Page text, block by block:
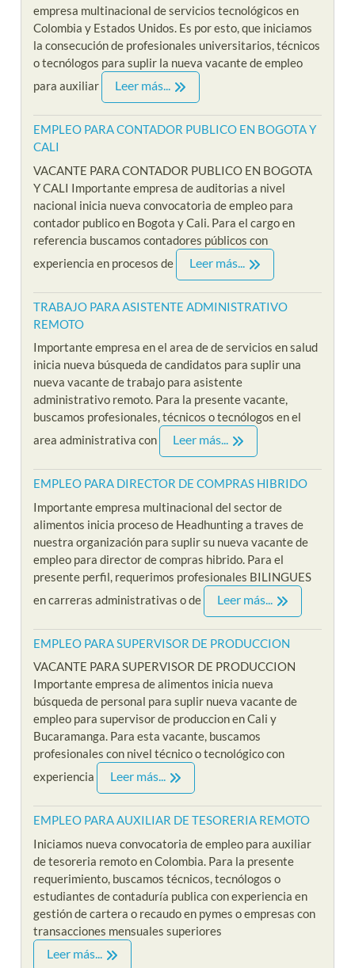
empresa multinacional de servicios tecnológicos en
Colombia y Estados Unidos. Es por esto, que iniciamos
la consecución de profesionales universitarios, técnicos
o tecnólogos para suplir la nueva vacante de empleo
para auxiliar
Leer más...
EMPLEO PARA CONTADOR PUBLICO EN BOGOTA Y
CALI
VACANTE PARA CONTADOR PUBLICO EN BOGOTA
Y CALI Importante empresa de auditorias a nivel
nacional inicia nueva convocatoria de empleo para
contador publico en Bogota y Cali. Para el cargo en
referencia buscamos contadores públicos con
experiencia en procesos de
Leer más...
TRABAJO PARA ASISTENTE ADMINISTRATIVO
REMOTO
Importante empresa en el area de de servicios en salud
inicia nueva búsqueda de candidatos para suplir una
nueva vacante de trabajo para asistente
administrativo remoto. Para la presente vacante,
buscamos profesionales, técnicos o tecnólogos en el
area administrativa con
Leer más...
EMPLEO PARA DIRECTOR DE COMPRAS HIBRIDO
Importante empresa multinacional del sector de
alimentos inicia proceso de Headhunting a traves de
nuestra organización para suplir su nueva vacante de
empleo para director de compras hibrido. Para el
presente perfil, requerimos profesionales BILINGUES
en carreras administrativas o de
Leer más...
EMPLEO PARA SUPERVISOR DE PRODUCCION
VACANTE PARA SUPERVISOR DE PRODUCCION
Importante empresa de alimentos inicia nueva
búsqueda de personal para suplir nueva vacante de
empleo para supervisor de produccion en Cali y
Bucaramanga. Para esta vacante, buscamos
profesionales con nivel técnico o tecnológico con
experiencia
Leer más...
EMPLEO PARA AUXILIAR DE TESORERIA REMOTO
Iniciamos nueva convocatoria de empleo para auxiliar
de tesoreria remoto en Colombia. Para la presente
requerimiento, buscamos técnicos, tecnólogos o
estudiantes de contaduría publica con experiencia en
gestión de cartera o recaudo en pymes o empresas con
transacciones mensuales superiores
Leer más...